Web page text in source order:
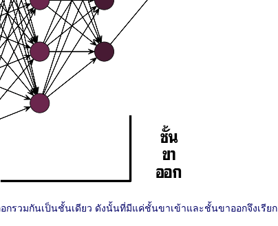
วมกันเป็นชั้นเดียว ดังนั้นที่มีแค่ชั้นขาเข้าและชั้นขาออกจึงเรียก